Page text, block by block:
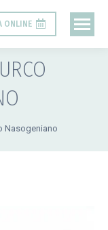
ONLINE
Nasogeniano